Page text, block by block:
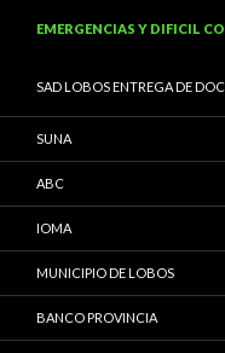
EMERGENCIAS Y DIFICIL
SAD LOBOS ENTREGA DE
SUNA
ABC
IOMA
MUNICIPIO DE LOBOS
BANCO PROVINCIA